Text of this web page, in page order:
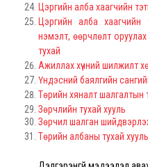
Цэргийн алба хаагчийн
Цэргийн алба хаагчийн
нэмэлт, өөрчлөлт
тухай
Ажиллах хүчний шилжилт
Үндэсний баялгийн
Төрийн хяналт шалгалтын
Зөрчлийн тухай хууль
Зөрчил шалган
Төрийн албаны тухай